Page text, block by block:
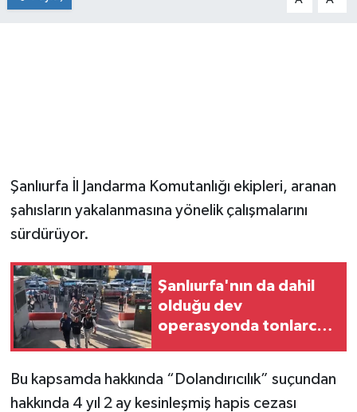
Şanlıurfa İl Jandarma Komutanlığı ekipleri, aranan
şahısların yakalanmasına yönelik çalışmalarını
sürdürüyor.
Şanlıurfa'nın da dahil
olduğu dev
operasyonda tonlarca
Bu kapsamda hakkında “Dolandırıcılık” suçundan
hakkında 4 yıl 2 ay kesinleşmiş hapis cezası